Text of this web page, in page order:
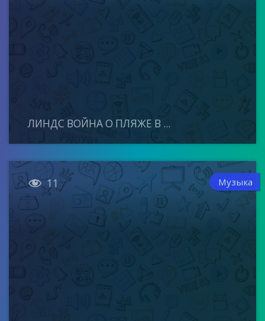
ЛИНДС ВОЙНА О ПЛЯЖЕ В ...
 11 Музыка